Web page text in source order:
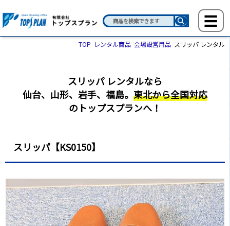
TOP レンタル商品 会場設営用品 スリッパ レンタル
スリッパ レンタルなら
仙台、山形、岩手、福島。 東北から全国対応
のトップスプランへ！
スリッパ【KS0150】